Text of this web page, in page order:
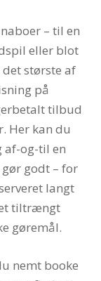
– til en
eller blot
største af
på
tilbud
Her kan du
af-og-til en
godt – for
langt
et tiltrængt
gøremål.
nemt booke